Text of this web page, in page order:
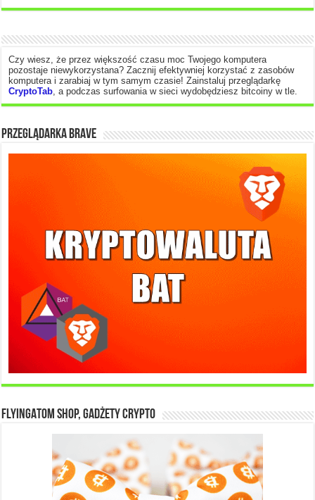
Czy wiesz, że przez większość czasu moc Twojego komputera
pozostaje niewykorzystana? Zacznij efektywniej korzystać z zasobów
komputera i zarabiaj w tym samym czasie! Zainstaluj przeglądarkę
CryptoTab, a podczas surfowania w sieci wydobędziesz bitcoiny w tle.
PRZEGLĄDARKA BRAVE
FlyingAtom Shop, gadżety crypto